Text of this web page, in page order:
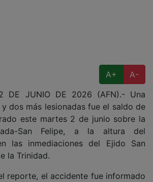
A+
A-
DE JUNIO DE 2026 (AFN).- Una
dos más lesionadas fue el saldo de
este martes 2 de junio sobre la
San Felipe, a la altura del
las inmediaciones del Ejido San
la Trinidad.
reporte, el accidente fue informado